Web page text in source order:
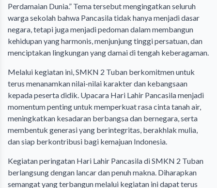
Perdamaian Dunia.” Tema tersebut mengingatkan seluruh
warga sekolah bahwa Pancasila tidak hanya menjadi dasar
negara, tetapi juga menjadi pedoman dalam membangun
kehidupan yang harmonis, menjunjung tinggi persatuan, dan
menciptakan lingkungan yang damai di tengah keberagaman.
Melalui kegiatan ini, SMKN 2 Tuban berkomitmen untuk
terus menanamkan nilai-nilai karakter dan kebangsaan
kepada peserta didik. Upacara Hari Lahir Pancasila menjadi
momentum penting untuk memperkuat rasa cinta tanah air,
meningkatkan kesadaran berbangsa dan bernegara, serta
membentuk generasi yang berintegritas, berakhlak mulia,
dan siap berkontribusi bagi kemajuan Indonesia.
Kegiatan peringatan Hari Lahir Pancasila di SMKN 2 Tuban
berlangsung dengan lancar dan penuh makna. Diharapkan
semangat yang terbangun melalui kegiatan ini dapat terus